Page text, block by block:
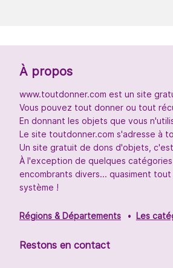
À propos
www.toutdonner.com est un site
Vous pouvez tout donner ou tout
En donnant les objets que vous
Le site toutdonner.com s'adresse à
Un site gratuit de dons d'objets,
À l'exception de quelques
encombrants divers... quasiment
système !
Régions & Départements Les
Restons en contact